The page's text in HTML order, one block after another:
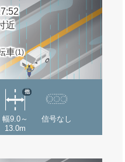
近
車(1)
幅9.0～
13.0m
他
信号なし